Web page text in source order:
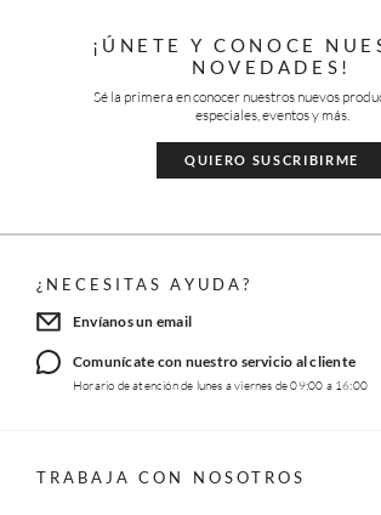
¡ÚNETE Y CONOCE
NOVEDADES!
Sé la primera en conocer nuestros nuevos
especiales, eventos y más.
QUIERO SUSCRIBIRME
¿NECESITAS AYUDA?
Envíanos un email
Comunícate con nuestro servicio al cliente
Horario de atención de lunes a viernes de 09:00 a 16:00
TRABAJA CON NOSOTROS